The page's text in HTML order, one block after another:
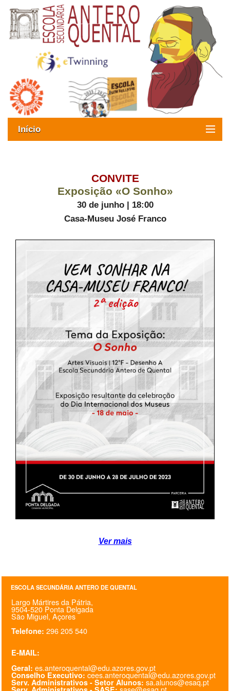
Início
ESAQ sem Bullying
SASE
Clubes Escolares
Matrículas
ESAQ
@parlamentodosjovens_esaq
@esaq.erasmus
@oficina.do.largo
@clube_robotica.esaq
ESCOLA
ALUNOS
ENC. DE EDUCAÇÃO
CONVITE
Exposição «O Sonho»
30 de junho | 18:00
Casa-Museu José Franco
Ver mais
ESCOLA SECUNDÁRIA ANTERO DE QUENTAL
Largo Mártires da Pátria,
9504-520 Ponta Delgada
São Miguel, Açores
Telefone: 296 205 540
E-MAIL:
Geral: es.anteroquental@edu.azores.gov.pt
Conselho Executivo:cees.anteroquental@edu.azores.gov.pt
Serv. Administrativos - Setor Alunos:sa.alunos@esaq.pt